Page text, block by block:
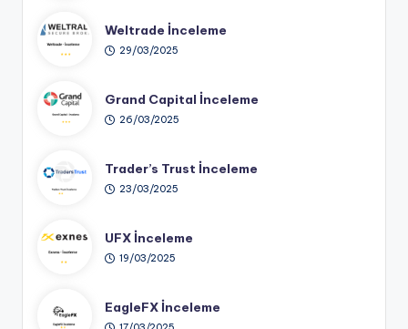
Weltrade İnceleme
29/03/2025
Grand Capital İnceleme
26/03/2025
Trader’s Trust İnceleme
23/03/2025
UFX İnceleme
19/03/2025
EagleFX İnceleme